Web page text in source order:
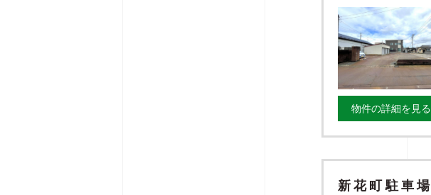
物件の詳細を見る
新花町駐車場